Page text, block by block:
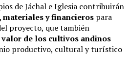
de Jáchal e Iglesia contribuirán
materiales y financieros para
proyecto, que también
valor de los cultivos andinos
productivo, cultural y turístico